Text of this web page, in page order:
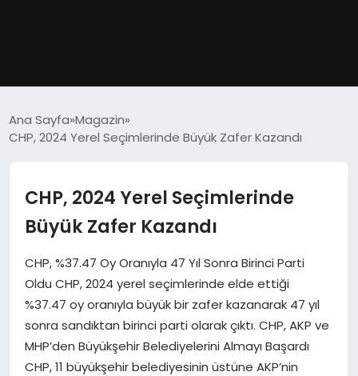
DÜNYA
EĞITIM
EKONOMI
MAGAZIN
SAĞLIK
SIYASET
Ana Sayfa Magazin
CHP, 2024 Yerel Seçimlerinde Büyük Zafer Kazandı
CHP, 2024 Yerel Seçimlerinde
Büyük Zafer Kazandı
CHP, %37.47 Oy Oranıyla 47 Yıl Sonra Birinci Parti
Oldu CHP, 2024 yerel seçimlerinde elde ettiği
%37.47 oy oranıyla büyük bir zafer kazanarak 47 yıl
sonra sandıktan birinci parti olarak çıktı. CHP, AKP ve
MHP’den Büyükşehir Belediyelerini Almayı Başardı
CHP, 11 büyükşehir belediyesinin üstüne AKP’nin